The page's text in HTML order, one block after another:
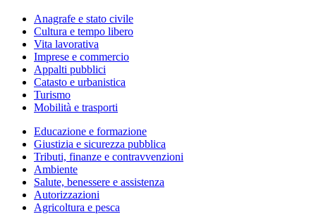
Anagrafe e stato civile
Cultura e tempo libero
Vita lavorativa
Imprese e commercio
Appalti pubblici
Catasto e urbanistica
Turismo
Mobilità e trasporti
Educazione e formazione
Giustizia e sicurezza pubblica
Tributi, finanze e contravvenzioni
Ambiente
Salute, benessere e assistenza
Autorizzazioni
Agricoltura e pesca